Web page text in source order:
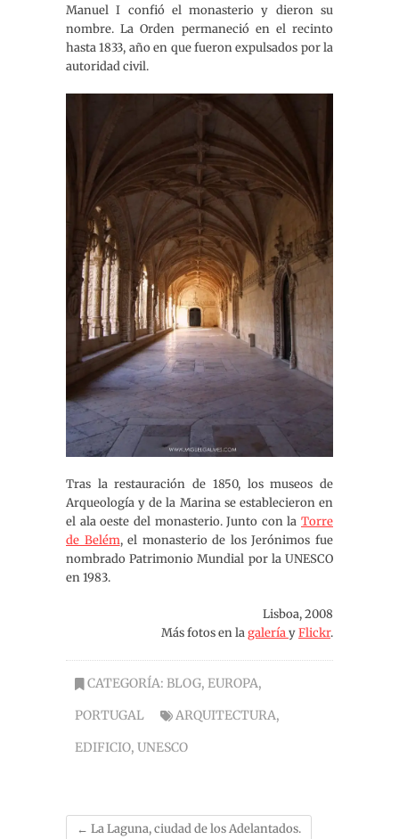
Manuel I confió el monasterio y dieron su
nombre. La Orden permaneció en el recinto
hasta 1833, año en que fueron expulsados por la
autoridad civil.
Tras la restauración de 1850, los museos de
Arqueología y de la Marina se establecieron en
el ala oeste del monasterio. Junto con la Torre
de Belém, el monasterio de los Jerónimos fue
nombrado Patrimonio Mundial por la UNESCO
en 1983.
Lisboa, 2008
Más fotos en lagaleríayFlickr.
CATEGORÍA: BLOG, EUROPA,
PORTUGAL
ARQUITECTURA,
EDIFICIO, UNESCO
← La Laguna, ciudad de los Adelantados.